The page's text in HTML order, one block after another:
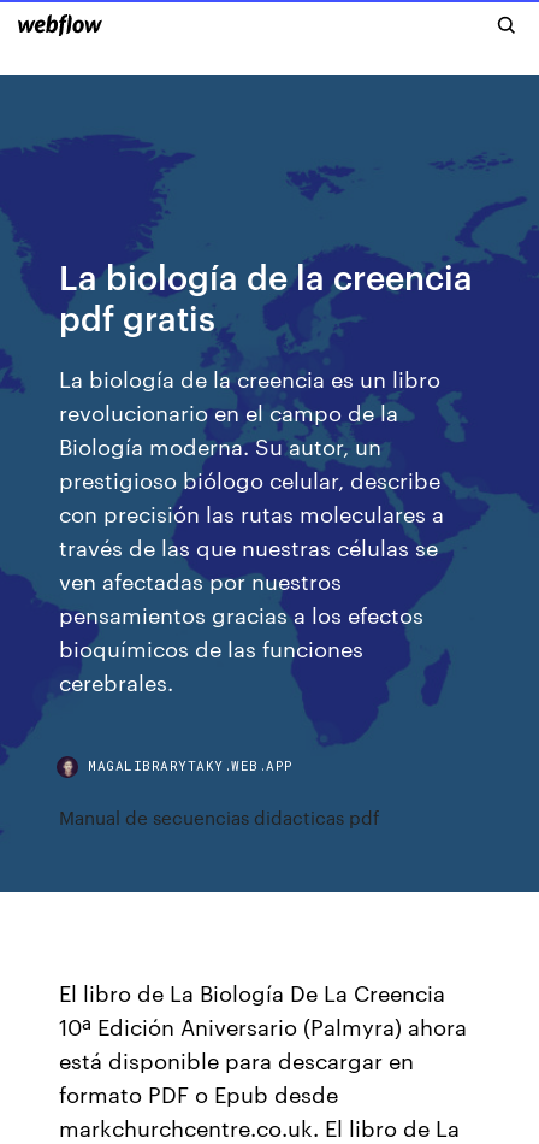
La biología de la creencia
pdf gratis
La biología de la creencia es un libro
revolucionario en el campo de la
Biología moderna. Su autor, un
prestigioso biólogo celular, describe
con precisión las rutas moleculares a
través de las que nuestras células se
ven afectadas por nuestros
pensamientos gracias a los efectos
bioquímicos de las funciones
cerebrales.
MAGALIBRARYTAKY.WEB.APP
Manual de secuencias didacticas pdf
El libro de La Biología De La Creencia
10ª Edición Aniversario (Palmyra) ahora
está disponible para descargar en
formato PDF o Epub desde
markchurchcentre.co.uk. El libro de La